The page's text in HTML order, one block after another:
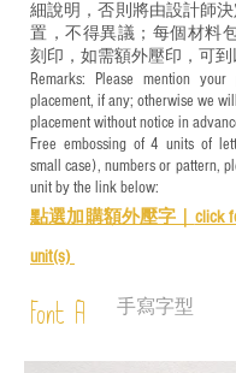
細說明，否則將由設計師
置，不得異議；每個材料
刻印，如需額外壓印，可
Remarks: Please mention
placement, if any; otherwise we
placement without notice in
Free embossing of 4 units of
small case), numbers or pattern,
unit by the link below:
點選加購額外壓字｜ click
unit(s)
Font A 手寫字型